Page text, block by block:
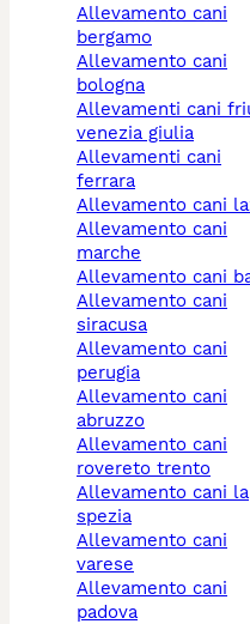
allevamento cani
bergamo
allevamento cani
bologna
allevamenti cani friuli
venezia giulia
allevamenti cani
ferrara
allevamento cani
allevamento cani
marche
allevamento cani
allevamento cani
siracusa
allevamento cani
perugia
allevamento cani
abruzzo
allevamento cani
rovereto trento
allevamento cani la
spezia
allevamento cani
varese
allevamento cani
padova